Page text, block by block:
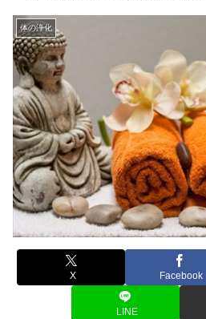
体の浄化
X Facebook
LINE